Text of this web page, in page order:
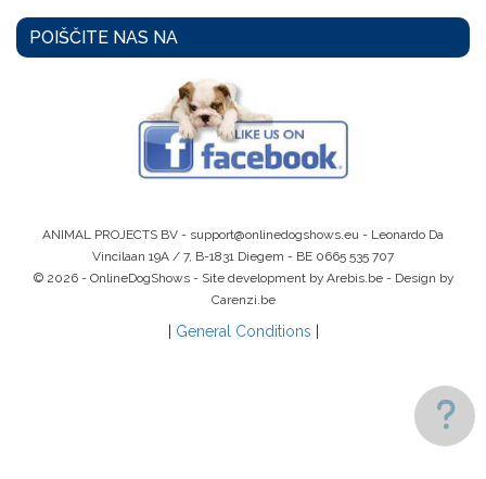
POIŠČITE NAS NA
ANIMAL PROJECTS BV - support@onlinedogshows.eu - Leonardo Da
Vincilaan 19A / 7, B-1831 Diegem - BE 0665 535 707
© 2026 - OnlineDogShows - Site development by Arebis.be - Design by
Carenzi.be
General Conditions